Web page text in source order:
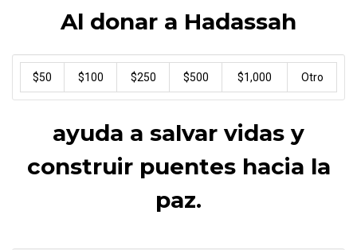
Al donar a Hadassah
$50 $100 $250 $500 $1,000 Otro
ayuda a salvar vidas y
construir puentes hacia la
paz.